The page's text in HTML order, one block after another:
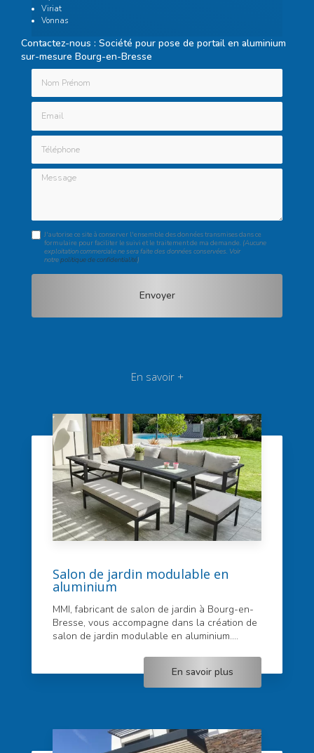
Viriat
Vonnas
Contactez-nous : Société pour pose de portail en aluminium
sur-mesure Bourg-en-Bresse
Nom Prénom
Téléphone
Message
J'autorise ce site à conserver l'ensemble des données transmises dans ce
formulaire pour faciliter le suivi et le traitement de ma demande. (Aucune
exploitation commerciale ne sera faite des données conservées. Voir
notrepolitique de confidentialité)
En savoir +
Salon de jardin modulable en
aluminium
MMI, fabricant de salon de jardin à Bourg-en-
Bresse, vous accompagne dans la création de
salon de jardin modulable en aluminium....
En savoir plus